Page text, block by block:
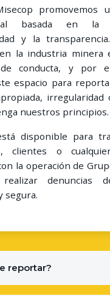
promovemos
basada en
y la
la industria minera
de conducta, y por
espacio para
irregularidad
nuestros principios.
disponible para
clientes o
la operación de
denuncias
segura.
reportar?